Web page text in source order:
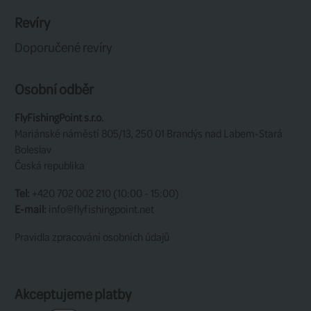
Nastavitelný pásek za krk
Univerzální velikost (padne většině)
Výrobce:Guideline
Kontakt